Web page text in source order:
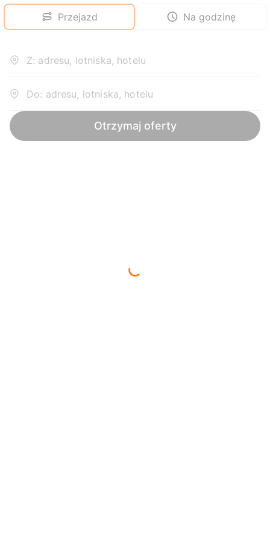
Przejazd Na godzinę
Z: adresu, lotniska, hotelu
Do: adresu, lotniska, hotelu
Otrzymaj oferty